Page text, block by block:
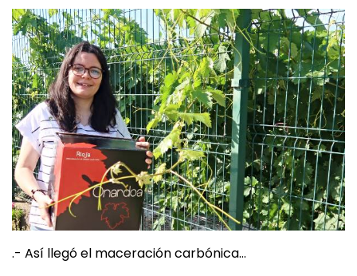
.- Así llegó el maceración carbónica…